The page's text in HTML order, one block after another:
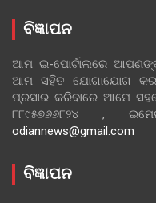
ବିଜ୍ଞାପନ
ଆମ ଇ-ପୋର୍ଟାଲରେ ଆପଣଙ୍କ
ଆମ ସହିତ ଯୋଗାଯୋଗ
ପ୍ରସାର କରିବାରେ ଆମେ
୮୮୯୫୭୬୬୮୨୪ ,
odiannews@gmail.com
ବିଜ୍ଞାପନ